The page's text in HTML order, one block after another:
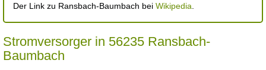
Der Link zu Ransbach-Baumbach bei Wikipedia
Stromversorger in 56235 Ransbach-
Baumbach